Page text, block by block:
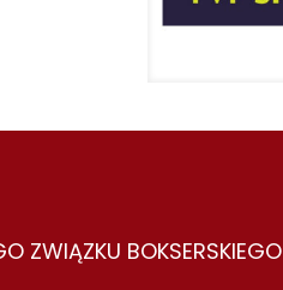
ZWIĄZKU BOKSERSKIEGO